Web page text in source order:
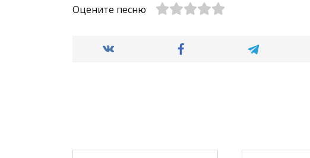
Оцените песню